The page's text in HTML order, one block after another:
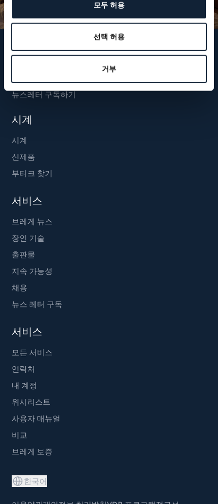
모두 허용
선택 허용
거부
브레게 팔로우하기
뉴스레터 구독하기
시계
시계
신제품
부티크 찾기
서비스
브레게 뉴스
장인 기술
출판물
지속 가능성
채용
뉴스 레터 구독
서비스
모든 서비스
연락처
내 계정
위시리스트
사용자 매뉴얼
비교
브레게 보증
한국어